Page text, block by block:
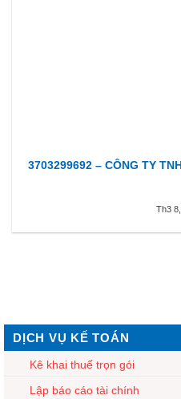
3703299692 – CÔNG TY
Th3
DỊCH VỤ KẾ TOÁN
Kê khai thuế trọn gói
Lập báo cáo tài chính